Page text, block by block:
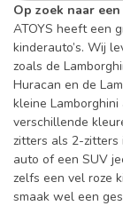
Op zoek naar
ATOYS heeft een
kinderauto’s. Wij
zoals de
Huracan en de
kleine
verschillende
zitters als 2-zitters
auto of een SUV
zelfs een vel roze
smaak wel een